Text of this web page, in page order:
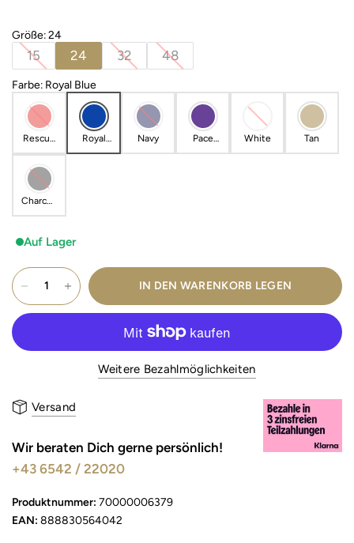
Größe:24
15 24 32 48
Farbe: Royal Blue
Rescue
Red
Royal
Blue
Navy
Pace
Purple
White Tan
Charcoa
l
Auf Lager
IN DEN WARENKORB LEGEN
Weitere Bezahlmöglichkeiten
Versand
Wir beraten Dich gerne persönlich!
+43 6542 / 22020
Produktnummer: 70000006379
EAN: 888830564042